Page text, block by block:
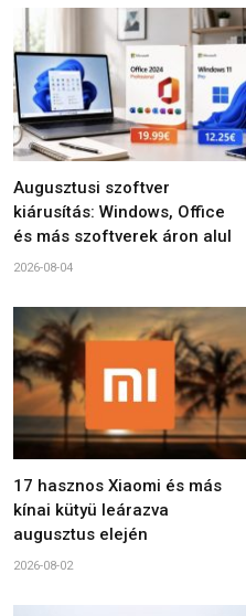
Augusztusi szoftver
kiárusítás: Windows, Office
és más szoftverek áron alul
2026-08-04
17 hasznos Xiaomi és más
kínai kütyü leárazva
augusztus elején
2026-08-02